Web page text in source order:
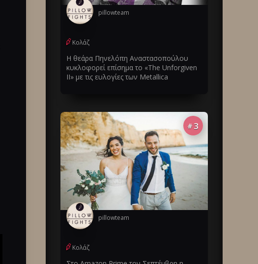
pillowteam
Κολάζ
Η θεάρα Πηνελόπη Αναστασοπούλου
κυκλοφορεί επίσημα το «The Unforgiven
II» με τις ευλογίες των Metallica
# 3
pillowteam
Κολάζ